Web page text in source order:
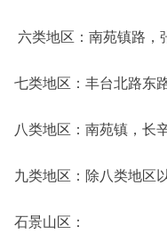
类地区：南苑镇路，张
类地区：丰台北路东路
类地区：南苑镇，长辛
类地区：除八类地区以
景山区：